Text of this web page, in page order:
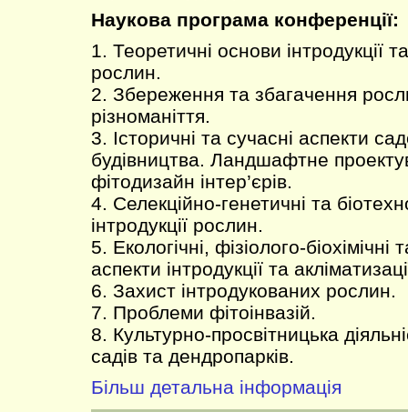
Наукова програма конференції:
1. Теоретичні основи інтродукції
рослин.
2. Збереження та збагачення
різноманіття.
3. Історичні та сучасні аспекти
будівництва. Ландшафтне
фітодизайн інтер’єрів.
4. Селекційно-генетичні та
інтродукції рослин.
5. Екологічні, фізіолого-біохімічні
аспекти інтродукції та
6. Захист інтродукованих рослин.
7. Проблеми фітоінвазій.
8. Культурно-просвітницька
садів та дендропарків.
Більш детальна інформація